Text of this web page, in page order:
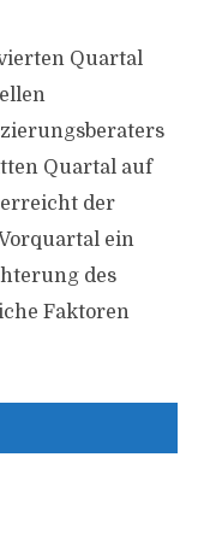
Quartal
Quartal auf
der
ein
des
Faktoren